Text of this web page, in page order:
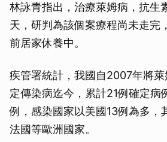
林詠青指出，治療萊姆病，抗生
天，研判為該個案療程尚未走完
前居家休養中。
疾管署統計，我國自2007年將
定傳染病迄今，累計21例確定病
例，感染國家以美國13例為多，
法國等歐洲國家。